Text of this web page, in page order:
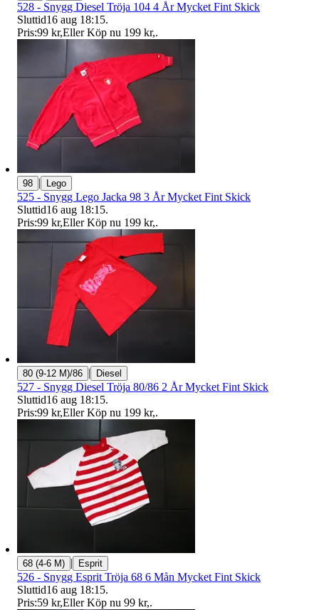
528 - Snygg Diesel Tröja 104 4 År Mycket Fint Skick
Sluttid16 aug 18:15.
Pris:99 kr,Eller Köp nu 199 kr,.
98 | Lego
525 - Snygg Lego Jacka 98 3 År Mycket Fint Skick
Sluttid16 aug 18:15.
Pris:99 kr,Eller Köp nu 199 kr,.
80 (9-12 M)/86 | Diesel
527 - Snygg Diesel Tröja 80/86 2 År Mycket Fint Skick
Sluttid16 aug 18:15.
Pris:99 kr,Eller Köp nu 199 kr,.
68 (4-6 M) | Esprit
526 - Snygg Esprit Tröja 68 6 Mån Mycket Fint Skick
Sluttid16 aug 18:15.
Pris:59 kr,Eller Köp nu 99 kr,.